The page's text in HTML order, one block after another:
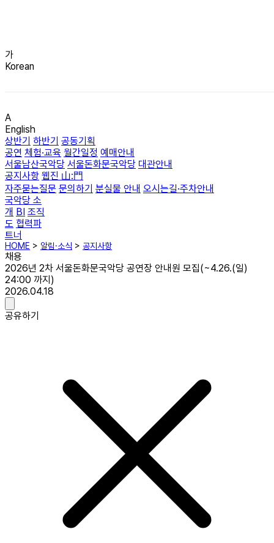
가
Korean
A
English
상반기 하반기 공동기획
공연 체험·교육 월간일정 예매안내
서울남산국악당 서울돈화문국악당 대관안내
공지사항 웹진 山:門
자주묻는질문 문의하기 분실물 안내 오시는길·주차안내
국악당 소
개 BI 조직
도 협력파
트너
HOME > 알림·소식 > 공지사항
채용
2026년 2차 서울돈화문국악당 공연장 안내원 모집(~4.26.(일)
24:00 까지)
2026.04.18
공유하기